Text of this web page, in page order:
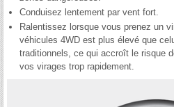
Conduisez lentement par vent fort.
Ralentissez lorsque vous prenez un
véhicules 4WD est plus élevé que
traditionnels, ce qui accroît le risque
vos virages trop rapidement.